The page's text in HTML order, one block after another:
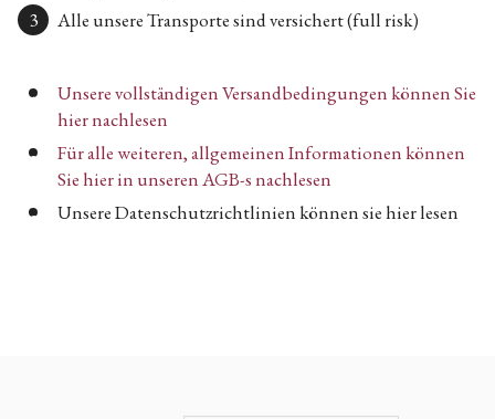
Alle unsere Transporte sind versichert (full risk)
Unsere vollständigen Versandbedingungen können Sie
hier nachlesen
Für alle weiteren, allgemeinen Informationen können
Sie hier in unseren AGB-s nachlesen
Unsere Datenschutzrichtlinien können sie hier lesen